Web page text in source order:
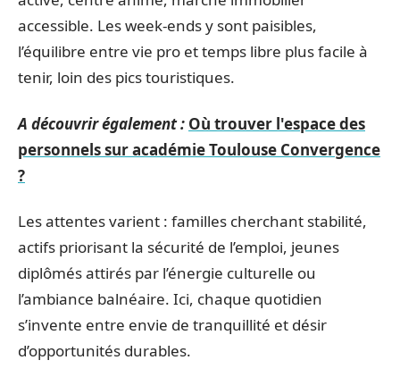
accessible. Les week-ends y sont paisibles,
l’équilibre entre vie pro et temps libre plus facile à
tenir, loin des pics touristiques.
A découvrir également : Où trouver l'espace des
personnels sur académie Toulouse Convergence
?
Les attentes varient : familles cherchant stabilité,
actifs priorisant la sécurité de l’emploi, jeunes
diplômés attirés par l’énergie culturelle ou
l’ambiance balnéaire. Ici, chaque quotidien
s’invente entre envie de tranquillité et désir
d’opportunités durables.